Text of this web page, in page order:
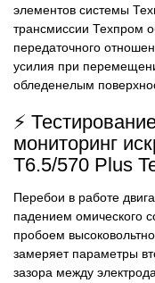
элементов системы
трансмиссии Техпром
передаточного
усилия при
обледенелым
⚡
мониторинг
Т6.5/570 Plus
Перебои в работе
падением омического
пробоем
замеряет параметры
зазора между